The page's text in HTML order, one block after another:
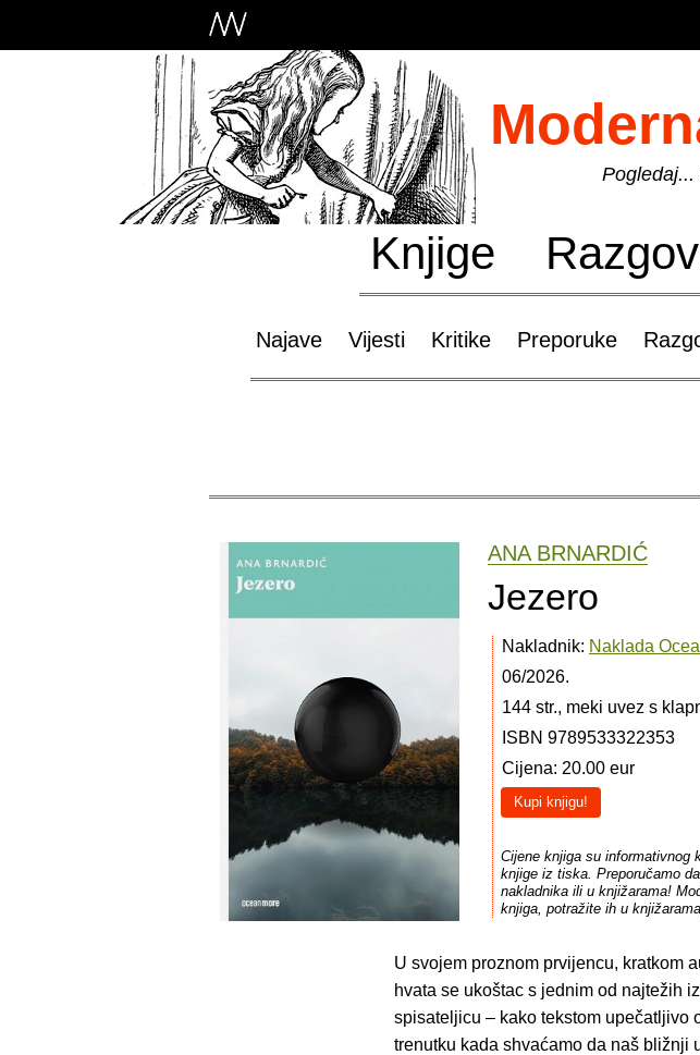
Pogledaj...
Knjige
Najave Vijesti Kritike Preporuke
ANA BRNARDIĆ
Jezero
Nakladnik: Naklada
06/2026.
144 str., meki uvez s
ISBN 9789533322353
Cijena: 20.00 eur
Kupi knjigu!
Cijene knjiga su informativnog
knjige iz tiska. Preporučamo
nakladnika ili u knjižarama!
knjiga, potražite ih u
U svojem proznom prvijencu, kratkom
hvata se ukoštac s jednim od najtežih
spisateljicu – kako tekstom upečatljivo
trenutku kada shvaćamo da naš bližnji